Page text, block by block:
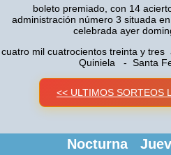
boleto premiado, con 14
administración número 3 situada
celebrada ayer
cuatro mil cuatrocientos treinta y
Quiniela - Santa
<< ULTIMOS SORTEOS
Nocturna